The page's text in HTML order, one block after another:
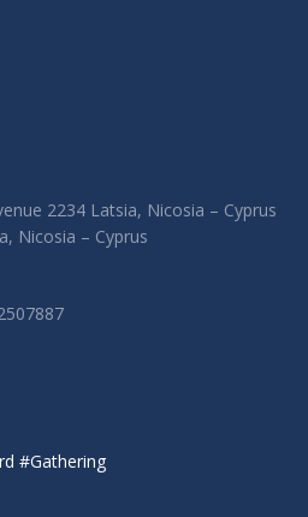
2234 Latsia, Nicosia – Cyprus
Nicosia – Cyprus
#Gathering